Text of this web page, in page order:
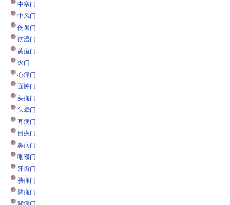
中寒门
中风门
伤暑门
伤湿门
黄疸门
火门
心痛门
面肿门
头痛门
头晕门
耳病门
目疾门
鼻病门
咽喉门
牙齿门
胁痛门
臂痛门